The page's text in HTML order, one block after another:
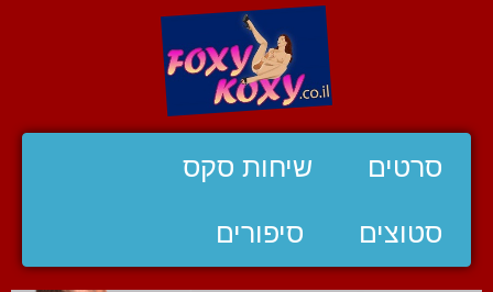
סרטים שיחות סקס
סטוצים סיפורים